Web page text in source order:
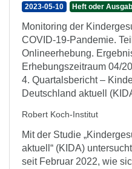
2023-05-10 Heft oder
Monitoring der
COVID-19-Pandemie.
Onlineerhebung.
Erhebungszeitraum 04/
4. Quartalsbericht –
Deutschland aktuell
Robert Koch-Institut
Mit der Studie
aktuell“ (KIDA)
seit Februar 2022, wie